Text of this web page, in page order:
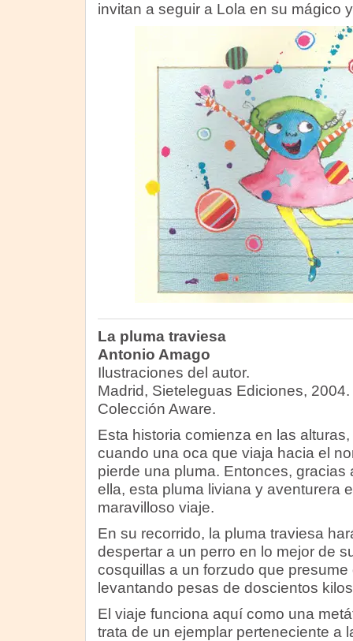
invitan a seguir a Lola en su mágico
La pluma traviesa
Antonio Amago
Ilustraciones del autor.
Madrid, Sieteleguas Ediciones, 2004.
Colección Aware.
Esta historia comienza en las alturas,
cuando una oca que viaja hacia el
pierde una pluma. Entonces, gracias
ella, esta pluma liviana y aventurera
maravilloso viaje.
En su recorrido, la pluma traviesa
despertar a un perro en lo mejor de
cosquillas a un forzudo que
levantando pesas de doscientos
El viaje funciona aquí como una
trata de un ejemplar perteneciente a